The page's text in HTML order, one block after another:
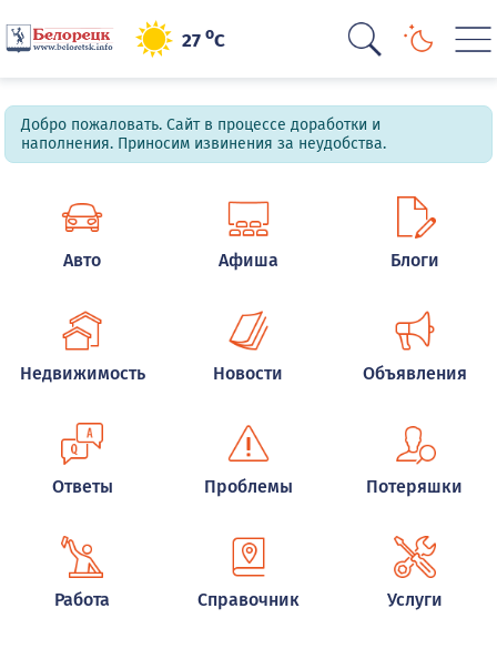
27oC
Добро пожаловать. Сайт в процессе доработки и
наполнения. Приносим извинения за неудобства.
Авто Афиша Блоги
Недвижимость Новости Объявления
Ответы Проблемы Потеряшки
Работа Справочник Услуги